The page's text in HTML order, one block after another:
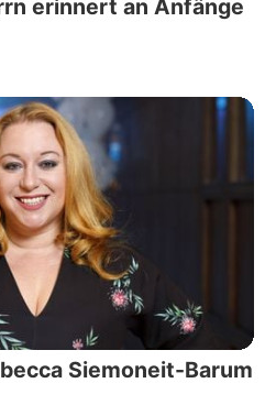
erinnert an Anfänge
Siemoneit-Barum